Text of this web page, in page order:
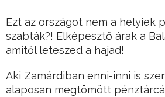
Ezt az országot nem a helyiek
szabták?! Elképesztő árak a
amitől leteszed a hajad!
Aki Zamárdiban enni-inni is
alaposan megtömött